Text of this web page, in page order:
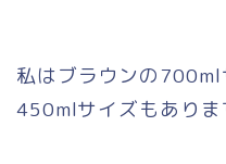
私はブラウンの700ml
450mlサイズもありま